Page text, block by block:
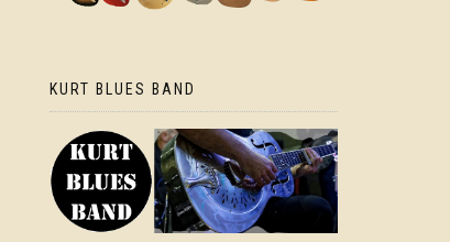
KURT BLUES BAND